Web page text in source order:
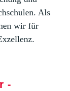
Als
wir für
-